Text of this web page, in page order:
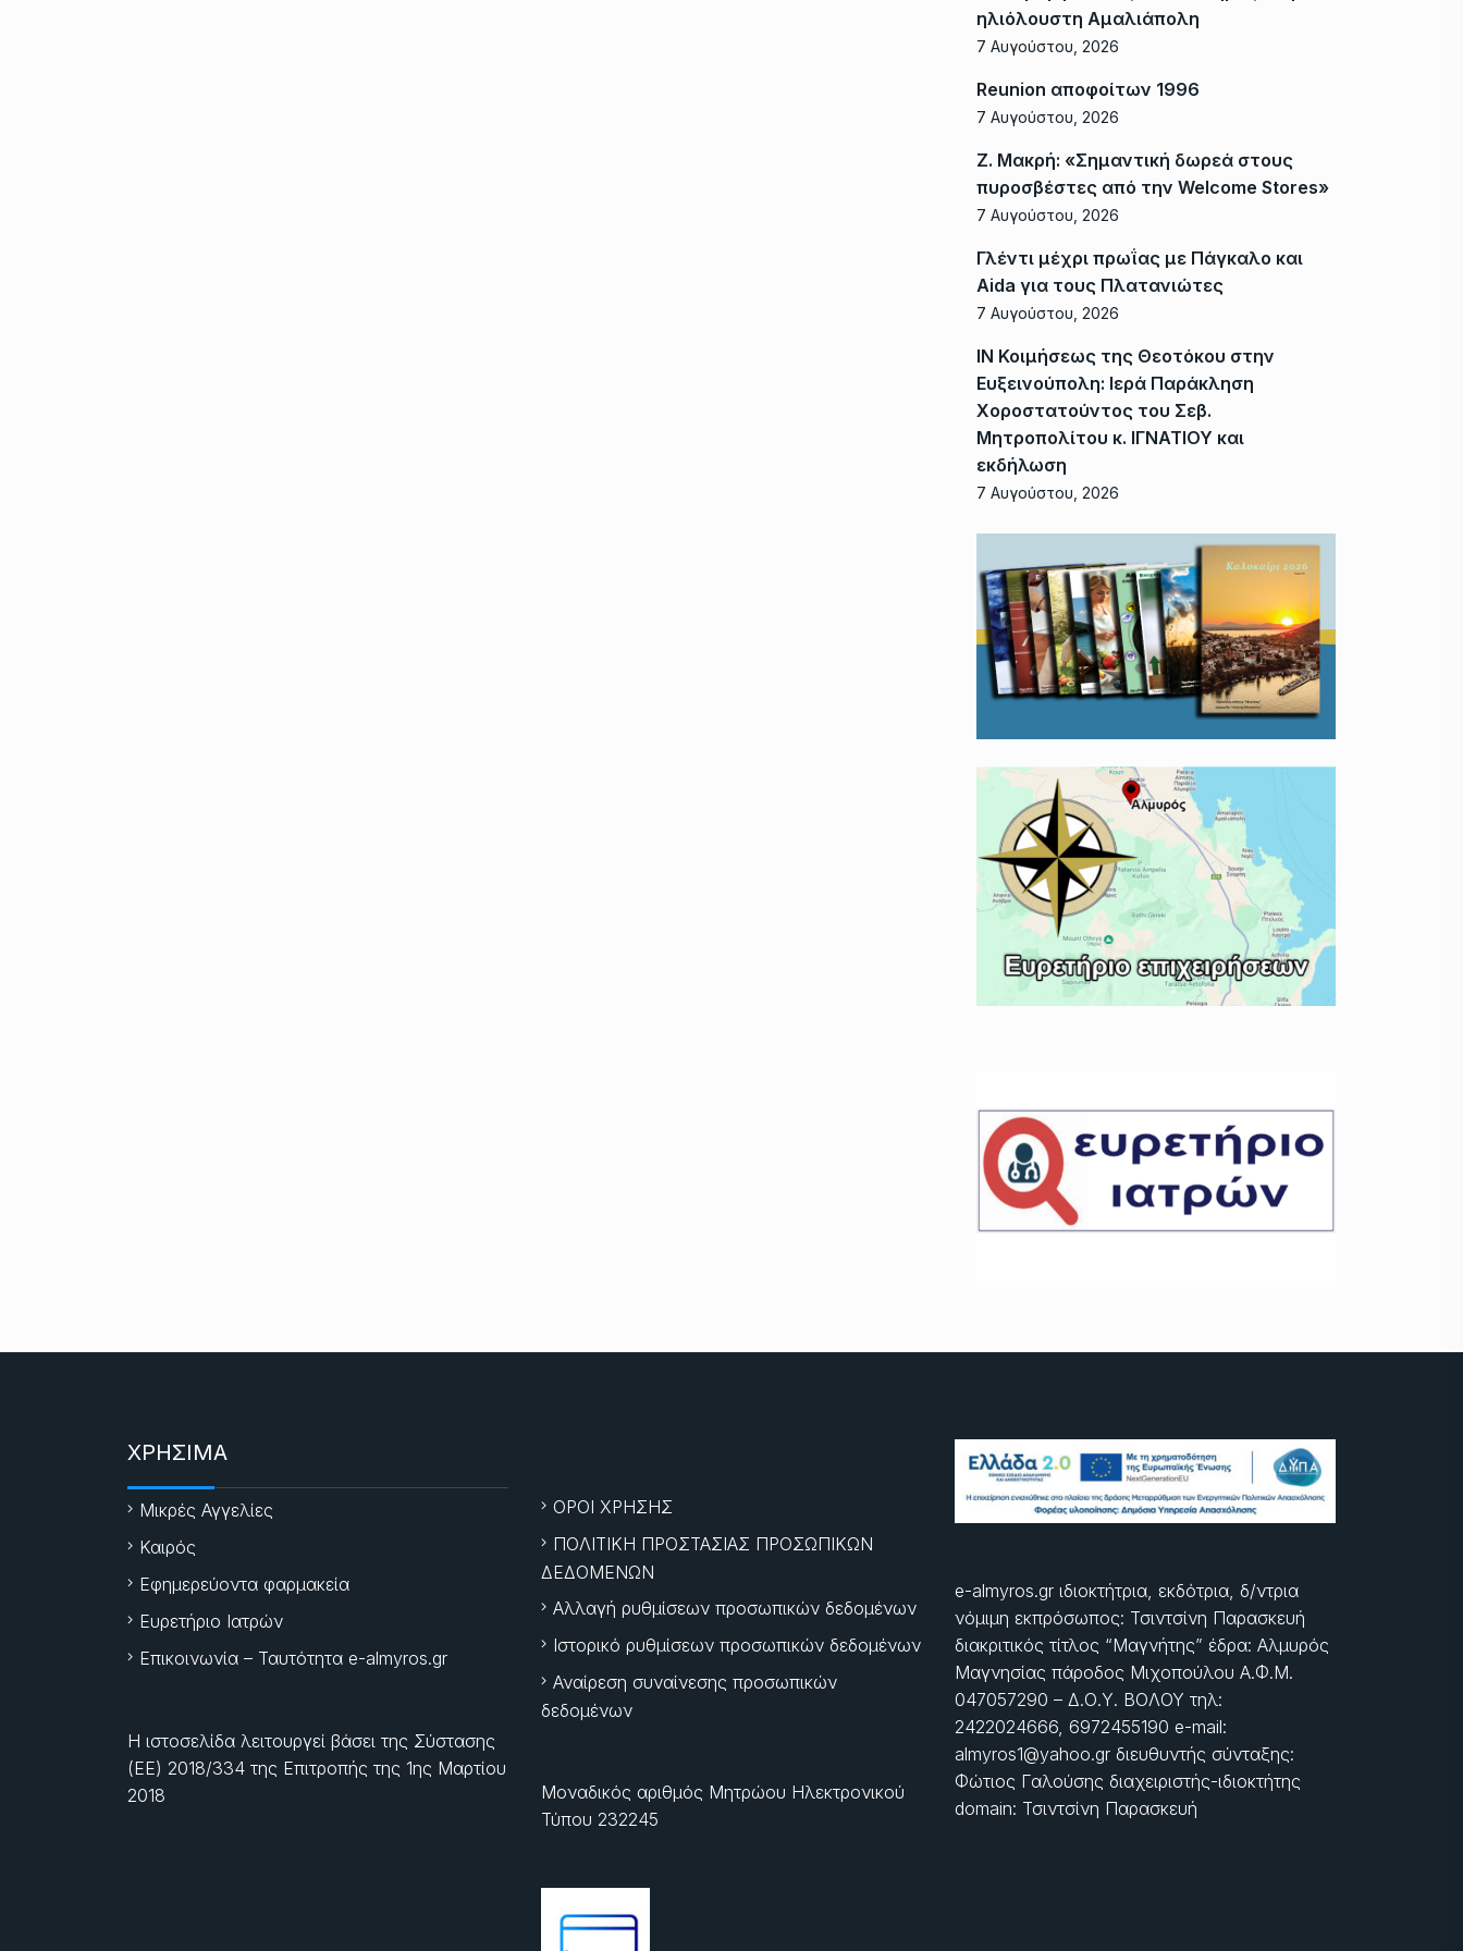
ηλιόλουστη Αμαλιάπολη
7 Αυγούστου, 2026
Reunion αποφοίτων 1996
7 Αυγούστου, 2026
Ζ. Μακρή: «Σημαντική δωρεά στους
πυροσβέστες από την Welcome Stores»
7 Αυγούστου, 2026
Γλέντι μέχρι πρωΐας με Πάγκαλο και
Aida για τους Πλατανιώτες
7 Αυγούστου, 2026
ΙΝ Κοιμήσεως της Θεοτόκου στην
Ευξεινούπολη: Ιερά Παράκληση
Χοροστατούντος του Σεβ.
Μητροπολίτου κ. ΙΓΝΑΤΙΟΥ και
εκδήλωση
7 Αυγούστου, 2026
ΧΡΗΣΙΜΑ
Μικρές Αγγελίες
Καιρός
Εφημερεύοντα φαρμακεία
Ευρετήριο Ιατρών
Επικοινωνία – Ταυτότητα e-almyros.gr
Η ιστοσελίδα λειτουργεί βάσει της Σύστασης
(ΕΕ) 2018/334 της Επιτροπής της 1ης Μαρτίου
2018
ΟΡΟΙ ΧΡΗΣΗΣ
ΠΟΛΙΤΙΚΗ ΠΡΟΣΤΑΣΙΑΣ ΠΡΟΣΩΠΙΚΩΝ
ΔΕΔΟΜΕΝΩΝ
Αλλαγή ρυθμίσεων προσωπικών δεδομένων
Ιστορικό ρυθμίσεων προσωπικών δεδομένων
Αναίρεση συναίνεσης προσωπικών
δεδομένων
Μοναδικός αριθμός Μητρώου Ηλεκτρονικού
Τύπου 232245
e-almyros.gr ιδιοκτήτρια, εκδότρια, δ/ντρια
νόμιμη εκπρόσωπος: Τσιντσίνη Παρασκευή
διακριτικός τίτλος “Μαγνήτης” έδρα: Αλμυρός
Μαγνησίας πάροδος Μιχοπούλου Α.Φ.Μ.
047057290 – Δ.Ο.Υ. ΒΟΛΟΥ τηλ:
2422024666, 6972455190 e-mail:
almyros1@yahoo.gr διευθυντής σύνταξης:
Φώτιος Γαλούσης διαχειριστής-ιδιοκτήτης
domain: Τσιντσίνη Παρασκευή